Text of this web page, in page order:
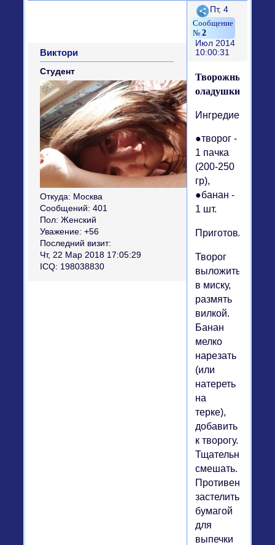
Поделиться
2
Пт, 4
Июл 2014
10:00:31
Виктори
Студент
Откуда: Москва
Сообщений: 401
Пол: Женский
Уважение: +56
Последний визит:
Чт, 22 Мар 2018 17:05:29
ICQ: 198038830
Творожные
оладушки
Ингредиенты:
●творог -
1 пачка
(200-250
гр),
●банан -
1 шт.
Приготовление:
Творог
выложить
в миску,
размять
вилкой.
Банан
мелко
нарезать
(или
натереть
на
терке),
добавить
к творогу.
Тщательно
смешать.
Противень
застелить
бумагой
для
выпечки